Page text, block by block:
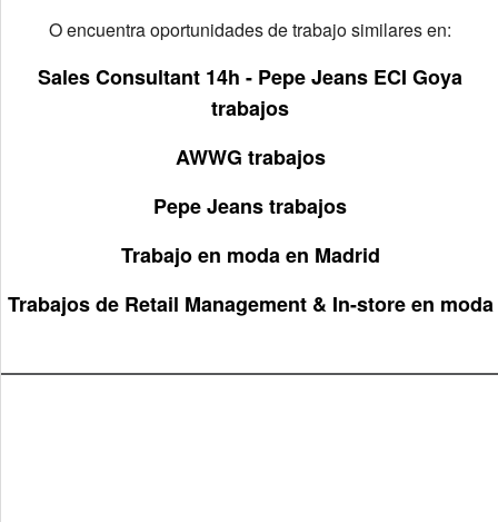
O encuentra oportunidades de trabajo similares en:
Sales Consultant 14h - Pepe Jeans ECI Goya
trabajos
AWWG trabajos
Pepe Jeans trabajos
Trabajo en moda en Madrid
Trabajos de Retail Management & In-store en moda